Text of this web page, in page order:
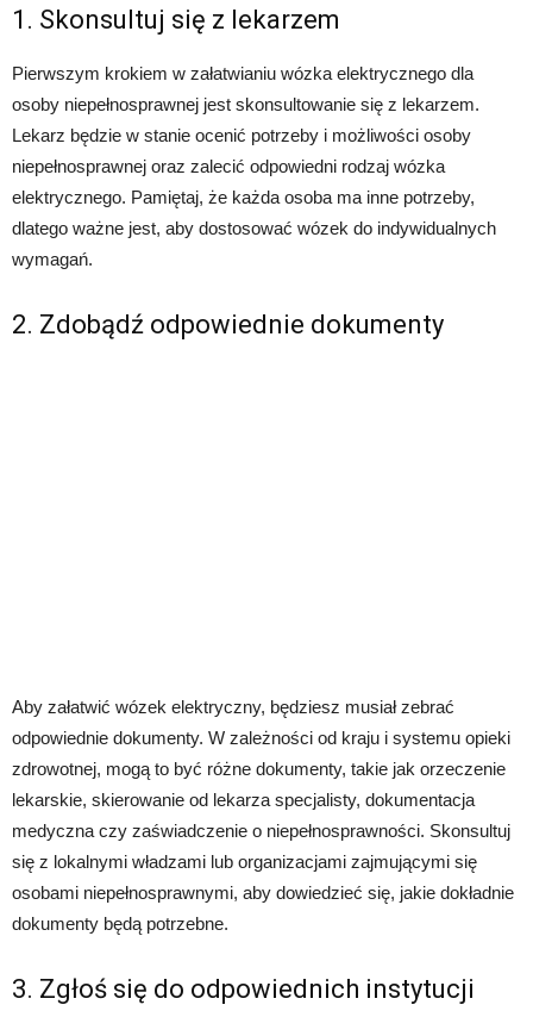
1. Skonsultuj się z lekarzem
Pierwszym krokiem w załatwianiu wózka elektrycznego dla
osoby niepełnosprawnej jest skonsultowanie się z lekarzem.
Lekarz będzie w stanie ocenić potrzeby i możliwości osoby
niepełnosprawnej oraz zalecić odpowiedni rodzaj wózka
elektrycznego. Pamiętaj, że każda osoba ma inne potrzeby,
dlatego ważne jest, aby dostosować wózek do indywidualnych
wymagań.
2. Zdobądź odpowiednie dokumenty
Aby załatwić wózek elektryczny, będziesz musiał zebrać
odpowiednie dokumenty. W zależności od kraju i systemu opieki
zdrowotnej, mogą to być różne dokumenty, takie jak orzeczenie
lekarskie, skierowanie od lekarza specjalisty, dokumentacja
medyczna czy zaświadczenie o niepełnosprawności. Skonsultuj
się z lokalnymi władzami lub organizacjami zajmującymi się
osobami niepełnosprawnymi, aby dowiedzieć się, jakie dokładnie
dokumenty będą potrzebne.
3. Zgłoś się do odpowiednich instytucji